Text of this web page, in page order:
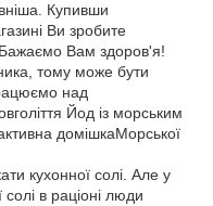
Купивши
Ви зробите
Вам здоров'я!
тому може бути
над
Йод із морським
домішкаМорської
кухонної солі. Але у
в раціоні люди